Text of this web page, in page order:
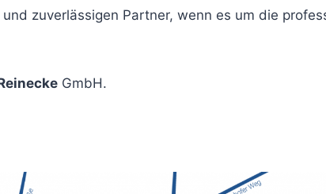
zuverlässigen Partner, wenn es um die
GmbH.